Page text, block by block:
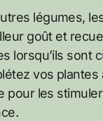
légumes,
goût et
lorsqu’ils sont
vos plantes
pour les